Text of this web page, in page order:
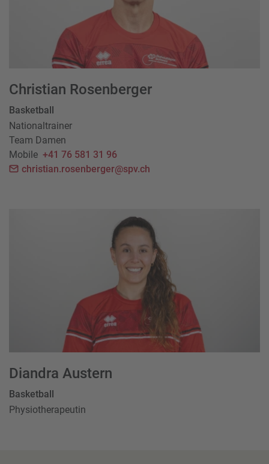
Christian Rosenberger
Basketball
Nationaltrainer
Team Damen
Mobile +41 76 581 31 96
christian.rosenberger@spv.ch
Diandra Austern
Basketball
Physiotherapeutin